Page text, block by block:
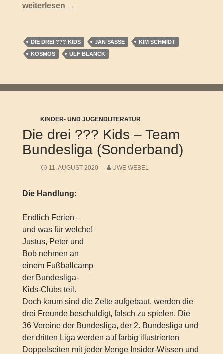
Die drei ??? Kids – Ferienrätselbuch
weiterlesen →
DIE DREI ??? KIDS JAN SASSE
KIM SCHMIDT
KOSMOS
ULF BLANCK
KINDER- UND JUGENDLITERATUR
Die drei ??? Kids – Team
Bundesliga (Sonderband)
11. AUGUST 2020 UWE WEBEL
Die Handlung:
Endlich Ferien –
und was für welche!
Justus, Peter und
Bob nehmen an
einem Fußballcamp
der Bundesliga-
Kids-Clubs teil.
Doch kaum sind die Zelte aufgebaut, werden die
drei Freunde beschuldigt, falsch zu spielen. Die
36 Vereine der Bundesliga, der 2. Bundesliga und
der dritten Liga werden auf farbig illustrierten
Doppelseiten mit jeder Menge Insider-Wissen und